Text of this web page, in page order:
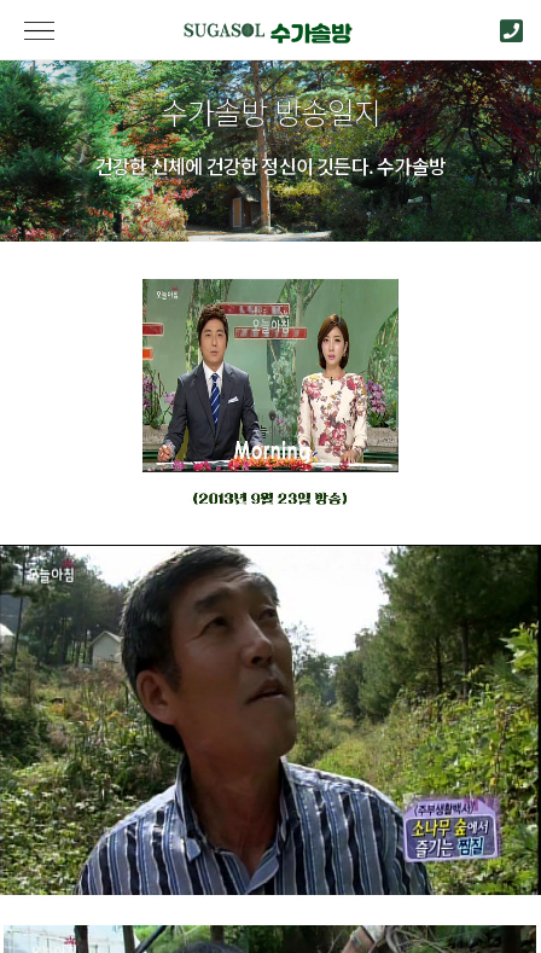
수가솔방 방송일지
건강한 신체에 건강한 정신이 깃든다. 수가솔방